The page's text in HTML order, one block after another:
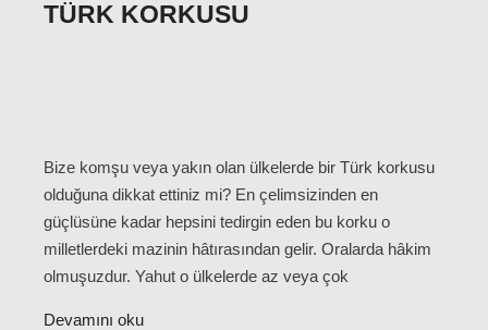
TÜRK KORKUSU
Bize komşu veya yakın olan ülkelerde bir Türk korkusu
olduğuna dikkat ettiniz mi? En çelimsizinden en
güçlüsüne kadar hepsini tedirgin eden bu korku o
milletlerdeki mazinin hâtırasından gelir. Oralarda hâkim
olmuşuzdur. Yahut o ülkelerde az veya çok
Devamını oku